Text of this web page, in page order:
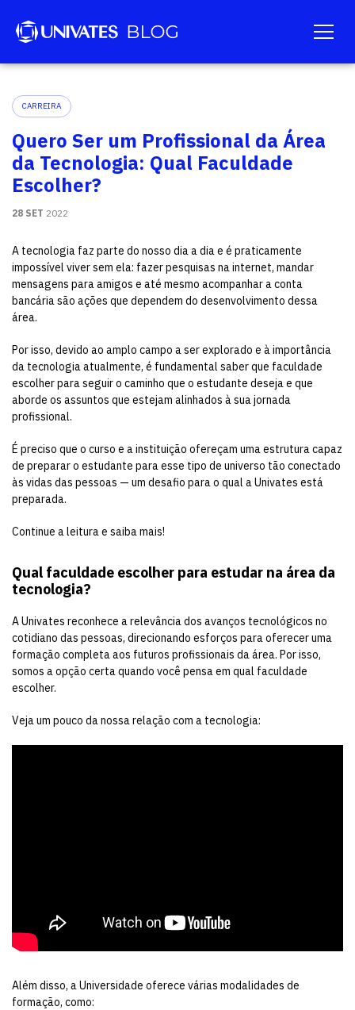
CARREIRA
Quero Ser um Profissional da Área
da Tecnologia: Qual Faculdade
Escolher?
28 SET 2022
A tecnologia faz parte do nosso dia a dia e é praticamente
impossível viver sem ela: fazer pesquisas na internet, mandar
mensagens para amigos e até mesmo acompanhar a conta
bancária são ações que dependem do desenvolvimento dessa
área.
Por isso, devido ao amplo campo a ser explorado e à importância
da tecnologia atualmente, é fundamental saber que faculdade
escolher para seguir o caminho que o estudante deseja e que
aborde os assuntos que estejam alinhados à sua jornada
profissional.
É preciso que o curso e a instituição ofereçam uma estrutura capaz
de preparar o estudante para esse tipo de universo tão conectado
às vidas das pessoas — um desafio para o qual a Univates está
preparada.
Continue a leitura e saiba mais!
Qual faculdade escolher para estudar na área da
tecnologia?
A Univates reconhece a relevância dos avanços tecnológicos no
cotidiano das pessoas, direcionando esforços para oferecer uma
formação completa aos futuros profissionais da área. Por isso,
somos a opção certa quando você pensa em qual faculdade
escolher.
Veja um pouco da nossa relação com a tecnologia:
Além disso, a Universidade oferece várias modalidades de
formação, como: